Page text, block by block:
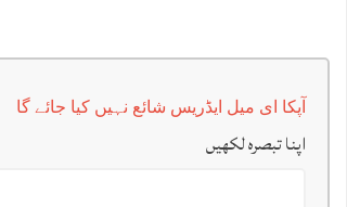
آپکا ای میل ایڈریس شائع نہیں کیا جائے گا
اپنا تبصرہ لکھیں